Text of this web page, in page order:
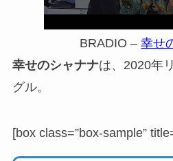
BRADIO –幸せ
幸せのシャナナは、2020年
グル。
[box class=”box-sample”